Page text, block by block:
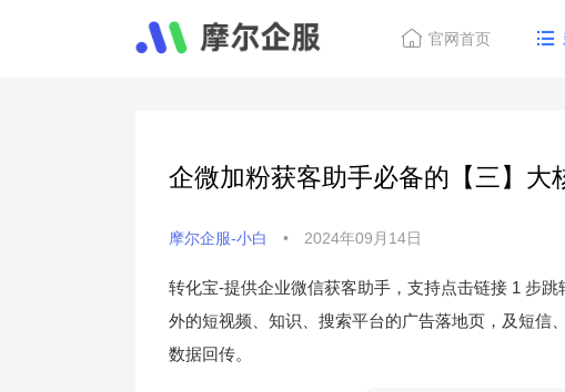
官网首页
企微加粉获客助手必备的【三】大
摩尔企服-小白 • 2024年09月14日
转化宝-提供企业微信获客助手，支持点击链接 1 步
外的短视频、知识、搜索平台的广告落地页，及短信
数据回传。